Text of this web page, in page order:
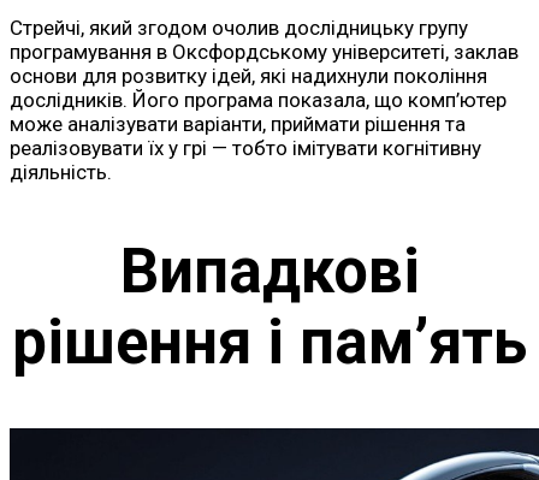
Стрейчі, який згодом очолив дослідницьку групу
програмування в Оксфордському університеті, заклав
основи для розвитку ідей, які надихнули покоління
дослідників. Його програма показала, що комп’ютер
може аналізувати варіанти, приймати рішення та
реалізовувати їх у грі — тобто імітувати когнітивну
діяльність.
Випадкові
рішення і пам’ять